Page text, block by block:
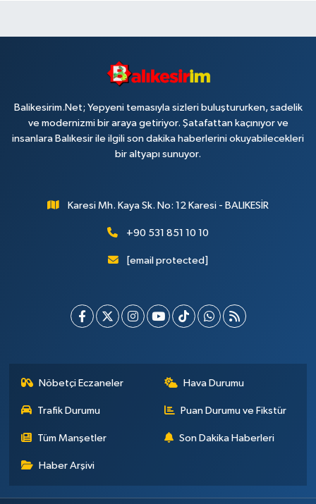
Balikesirim.Net; Yepyeni temasıyla sizleri buluştururken, sadelik
ve modernizmi bir araya getiriyor. Şatafattan kaçınıyor ve
insanlara Balıkesir ile ilgili son dakika haberlerini okuyabilecekleri
bir altyapı sunuyor.
Karesi Mh. Kaya Sk. No: 12 Karesi - BALIKESİR
+90 531 851 10 10
[email protected]
Nöbetçi Eczaneler Hava Durumu
Trafik Durumu Puan Durumu ve Fikstür
Tüm Manşetler Son Dakika Haberleri
Haber Arşivi